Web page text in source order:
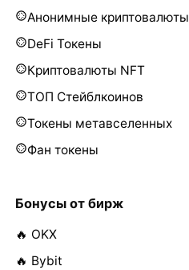
Анонимные криптовалюты
DeFi Токены
Криптовалюты NFT
ТОП Стейблкоинов
Токены метавселенных
Фан токены
Бонусы от бирж
🔥 OKX
🔥 Bybit